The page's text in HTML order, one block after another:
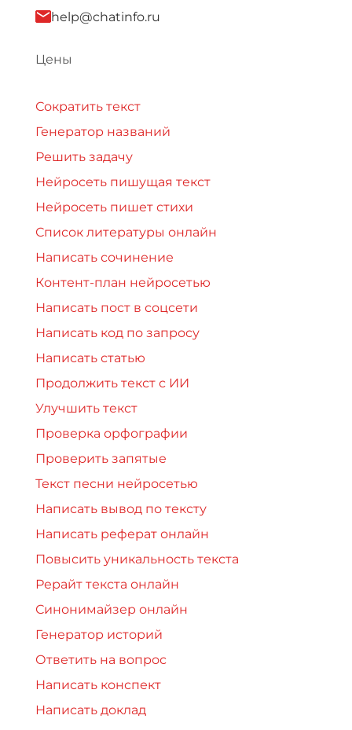
help@chatinfo.ru
Цены
Сократить текст
Генератор названий
Решить задачу
Нейросеть пишущая текст
Нейросеть пишет стихи
Список литературы онлайн
Написать сочинение
Контент-план нейросетью
Написать пост в соцсети
Написать код по запросу
Написать статью
Продолжить текст с ИИ
Улучшить текст
Проверка орфографии
Проверить запятые
Текст песни нейросетью
Написать вывод по тексту
Написать реферат онлайн
Повысить уникальность текста
Рерайт текста онлайн
Синонимайзер онлайн
Генератор историй
Ответить на вопрос
Написать конспект
Написать доклад